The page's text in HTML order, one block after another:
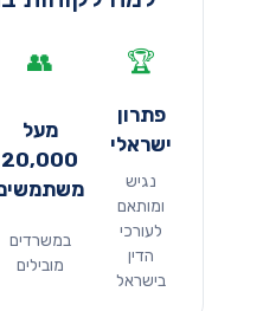
🏆
פתרון
ישראלי
נגיש
ומותאם
לעורכי
הדין
בישראל
👥
מעל
20,000
במשרדים
מובילים